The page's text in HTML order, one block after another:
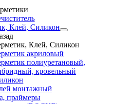
Клей, Силикон
Клей, Силикон
акриловый
полиуретановый,
кровельный
монтажный
праймеры